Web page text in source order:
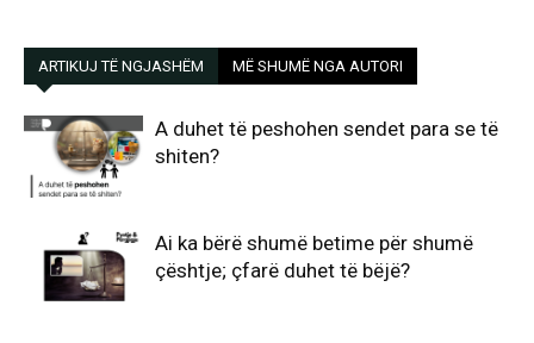
ARTIKUJ TË NGJASHËM MË SHUMË NGA AUTORI
A duhet të peshohen sendet para se të
shiten?
Ai ka bërë shumë betime për shumë
çështje; çfarë duhet të bëjë?